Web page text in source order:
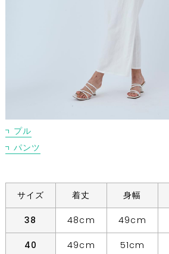
プル
パンツ
サイズ 着丈 身幅
38 48cm 49cm
40 49cm 51cm